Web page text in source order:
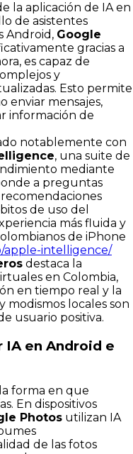
la aplicación de IA en
de asistentes
Android, Google
gracias a
es capaz de
y
Esto permite
enviar mensajes,
información de
notablemente con
, una suite de
mediante
a preguntas
de uso del
más fluida y
de iPhone
apple-intelligence/
destaca la
en Colombia,
en tiempo real y la
modismos locales son
usuario positiva.
en Android e
forma en que
En dispositivos
Photos utilizan IA
de las fotos